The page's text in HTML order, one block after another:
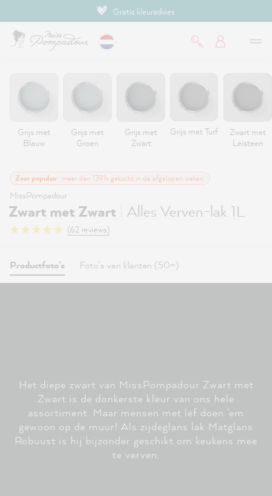
Gratis kleuradvies
Grijs met
Blauw
Grijs met
Groen
Grijs met
Zwart
Grijs met Turf
Zwart met
Leisteen
Zeer populair: meer dan 1391x gekocht in de afgelopen weken.
MissPompadour
Zwart met Zwart Alles Verven-lak 1L
(62 reviews)
Productfoto's Foto's van klanten (50+)
Het diepe zwart van MissPompadour Zwart met
Zwart is de donkerste kleur van ons hele
assortiment. Maar mensen met lef doen 'em
gewoon op de muur! Als zijdeglans lak Matglans
Robuust is hij bijzonder geschikt om keukens mee
te verven.